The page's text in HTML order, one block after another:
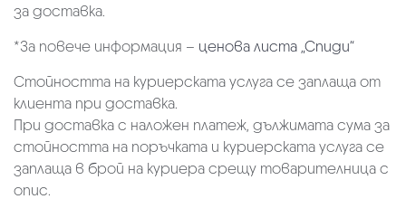
за доставка.
*За повече информация – ценова листа „Спиди“
Стойността на куриерската услуга се заплаща от
клиента при доставка.
При доставка с наложен платеж, дължимата сума за
стойността на поръчката и куриерската услуга се
заплаща в брой на куриера срещу товарителница с
опис.